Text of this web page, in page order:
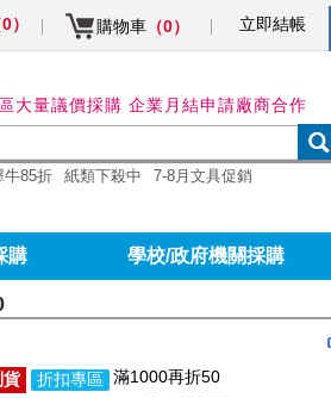
0） 購物車 （0） 立即結帳
大量議價採購 企業月結申請廠商合作
牛85折 紙類下殺中 7-8月文具促銷
購 學校/政府機關採購
貨 折扣專區 滿1000再折50